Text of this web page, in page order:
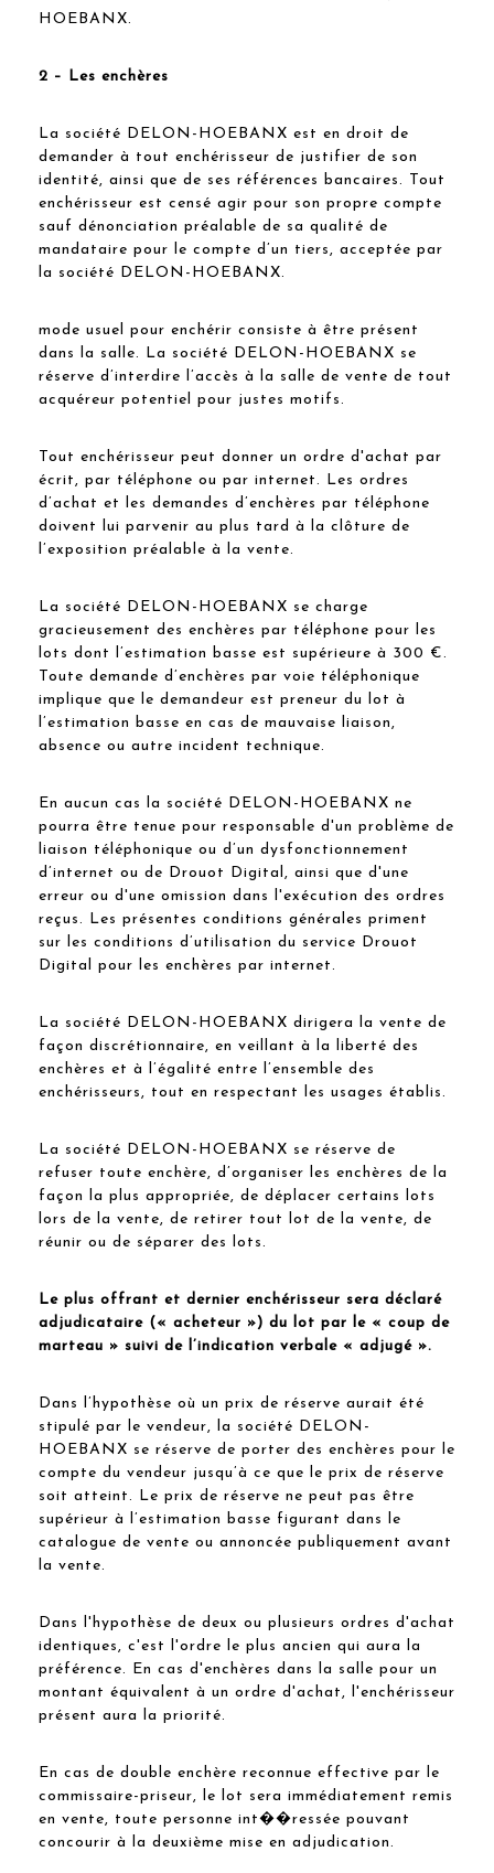
HOEBANX.
2 – Les enchères
La société DELON-HOEBANX est en droit de
demander à tout enchérisseur de justifier de son
identité, ainsi que de ses références bancaires. Tout
enchérisseur est censé agir pour son propre compte
sauf dénonciation préalable de sa qualité de
mandataire pour le compte d’un tiers, acceptée par
la société DELON-HOEBANX.
mode usuel pour enchérir consiste à être présent
dans la salle. La société DELON-HOEBANX se
réserve d’interdire l’accès à la salle de vente de tout
acquéreur potentiel pour justes motifs.
Tout enchérisseur peut donner un ordre d'achat par
écrit, par téléphone ou par internet. Les ordres
d’achat et les demandes d’enchères par téléphone
doivent lui parvenir au plus tard à la clôture de
l’exposition préalable à la vente.
La société DELON-HOEBANX se charge
gracieusement des enchères par téléphone pour les
lots dont l’estimation basse est supérieure à 300 €.
Toute demande d’enchères par voie téléphonique
implique que le demandeur est preneur du lot à
l’estimation basse en cas de mauvaise liaison,
absence ou autre incident technique.
En aucun cas la société DELON-HOEBANX ne
pourra être tenue pour responsable d'un problème de
liaison téléphonique ou d’un dysfonctionnement
d’internet ou de Drouot Digital, ainsi que d'une
erreur ou d'une omission dans l'exécution des ordres
reçus. Les présentes conditions générales priment
sur les conditions d’utilisation du service Drouot
Digital pour les enchères par internet.
La société DELON-HOEBANX dirigera la vente de
façon discrétionnaire, en veillant à la liberté des
enchères et à l’égalité entre l’ensemble des
enchérisseurs, tout en respectant les usages établis.
La société DELON-HOEBANX se réserve de
refuser toute enchère, d’organiser les enchères de la
façon la plus appropriée, de déplacer certains lots
lors de la vente, de retirer tout lot de la vente, de
réunir ou de séparer des lots.
Le plus offrant et dernier enchérisseur sera déclaré
adjudicataire (« acheteur ») du lot par le « coup de
marteau » suivi de l’indication verbale « adjugé ».
Dans l’hypothèse où un prix de réserve aurait été
stipulé par le vendeur, la société DELON-
HOEBANX se réserve de porter des enchères pour le
compte du vendeur jusqu’à ce que le prix de réserve
soit atteint. Le prix de réserve ne peut pas être
supérieur à l’estimation basse figurant dans le
catalogue de vente ou annoncée publiquement avant
la vente.
Dans l'hypothèse de deux ou plusieurs ordres d'achat
identiques, c'est l'ordre le plus ancien qui aura la
préférence. En cas d'enchères dans la salle pour un
montant équivalent à un ordre d'achat, l'enchérisseur
présent aura la priorité.
En cas de double enchère reconnue effective par le
commissaire-priseur, le lot sera immédiatement remis
en vente, toute personne int��ressée pouvant
concourir à la deuxième mise en adjudication.